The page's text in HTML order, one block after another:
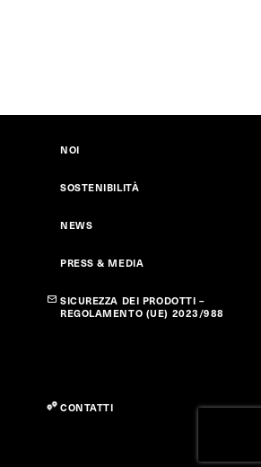
NOI
SOSTENIBILITÀ
NEWS
PRESS & MEDIA
SICUREZZA DEI PRODOTTI –
REGOLAMENTO (UE) 2023/988
CONTATTI